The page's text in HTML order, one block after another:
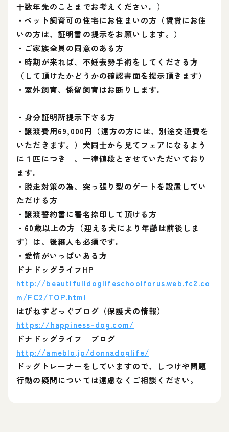
十数年先のことまでお考えください。）
・ペット飼育可の住宅にお住まいの方（賃貸にお住
いの方は、証明書の提示をお願いします。）
・ご家族全員の同意のある方
・時期が来れば、不妊去勢手術をしてくださる方
（して頂けたかどうかの確認書面を提示頂きます）
・室外飼育、係留飼育はお断りします。
・身分証明所提示下さる方
・譲渡費用69,000円（遠方の方には、別途交通費を
いただきます。）犬同士から見てフェアになるよう
に１匹につき 、一律値段とさせていただいており
ます。
・脱走対策の為、突っ張り型のゲートを設置してい
ただける方
・譲渡誓約書に署名捺印して頂ける方
・60歳以上の方（迎える犬により年齢は前後しま
す）は、後継人も必須です。
・愛情がいっぱいある方
ドナドッグライフHP
http://beautifulldoglifeschoolforus.web.fc2.co
m/FC2/TOP.html
はぴねすどっぐブログ（保護犬の情報）
https://happiness-dog.com/
ドナドッグライフ ブログ
http://ameblo.jp/donnadoglife/
ドッグトレーナーをしていますので、しつけや問題
行動の疑問については遠慮なくご相談ください。